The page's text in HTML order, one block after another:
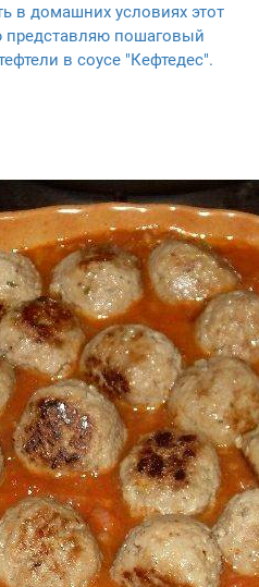
в домашних условиях этот
пошаговый
в соусе "Кефтедес".